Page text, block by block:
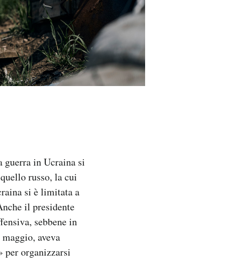
in Ucraina si
russo, la cui
si è limitata a
il presidente
sebbene in
aveva
per organizzarsi